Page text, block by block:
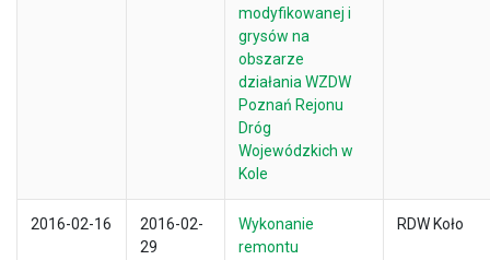
modyfikowanej i
grysów na
obszarze
działania WZDW
Poznań Rejonu
Dróg
Wojewódzkich w
Kole
2016-02-16
2016-02-
29
Wykonanie
remontu
RDW Koło